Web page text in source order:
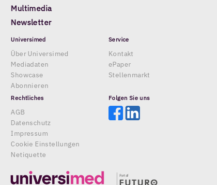
Multimedia
Newsletter
Universimed
Über Universimed
Mediadaten
Showcase
Abonnieren
Service
Kontakt
ePaper
Stellenmarkt
Rechtliches
AGB
Datenschutz
Impressum
Cookie Einstellungen
Netiquette
Folgen Sie uns